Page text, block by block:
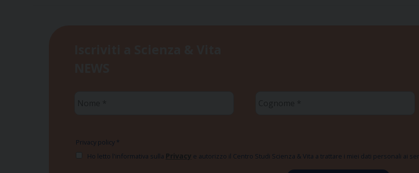
Privacy policy *
Ho letto l'informativa sulla Privacy e autorizzo il Centro Studi Scienza & Vita a trattare i miei dati personali ai